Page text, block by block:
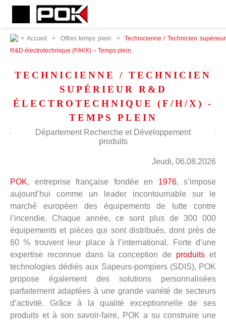
> Accueil > Offres temps plein >
Technicienne / Technicien supérieur
R&D électrotechnique (F/H/X) – Temps plein
TECHNICIENNE / TECHNICIEN
SUPÉRIEUR R&D
ÉLECTROTECHNIQUE (F/H/X) -
TEMPS PLEIN
Département Recherche et Développement
produits
Jeudi, 06.08.2026
POK, entreprise française fondée en 1976, s’impose
aujourd’hui comme un leader incontournable sur le
marché européen des équipements de lutte contre
l’incendie. Chaque année, ce sont plus de 300 000
équipements et pièces qui sont distribués, dont près de
60 % trouvent leur place à l’international. Forte d’une
expertise reconnue dans la conception de produitset
technologies dédiés aux Sapeurs-pompiers (SDIS), POK
propose également des solutions personnalisées
parfaitement adaptées à une grande variété de secteurs
d’activité. Grâce à la qualité exceptionnelle de ses
produits et à son savoir-faire, POK a su construire une